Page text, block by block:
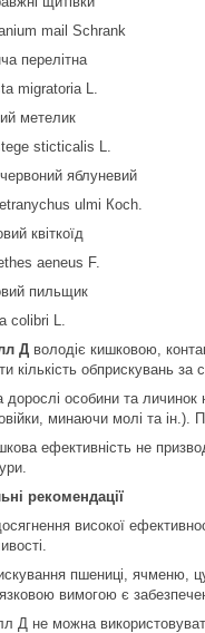
mail Schrank
перелітна
migratoria L.
метелик
sticticalis L.
яблуневий
ulmi Косһ.
квіткоїд
aeneus F.
пильщик
colibri L.
Д володіє кишковою,
кількість обприскувань за
дорослі особини та
минаючи молі та ін.).
ефективність не
рекомендації
високої
пшениці, ячменю,
вимогою є
Д не можна